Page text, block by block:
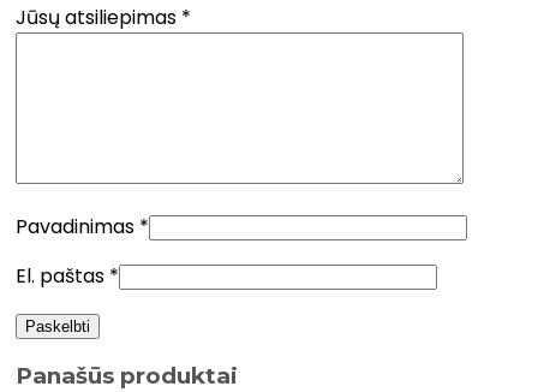
Jūsų atsiliepimas *
Pavadinimas *
El. paštas *
Panašūs produktai